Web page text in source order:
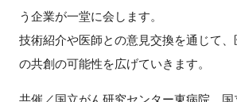
新規登録
イベント
う企業が一堂に会します。
技術紹介や医師との意見交換を通じて、
の共創の可能性を広げていきます。